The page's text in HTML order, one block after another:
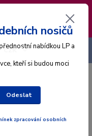
Datum
na pátek
Menu
CZK
nosičů
nabídkou LP a
kteří si budou moci
Odeslat
zpracování osobních